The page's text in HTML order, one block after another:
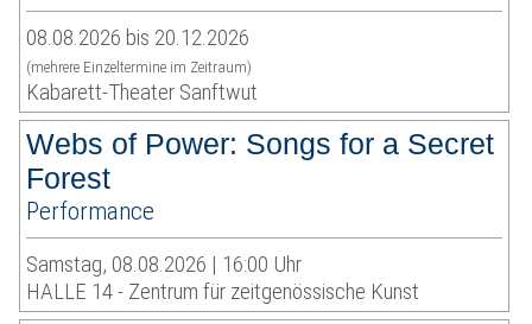
08.08.2026 bis 20.12.2026
(mehrere Einzeltermine im Zeitraum)
Kabarett-Theater Sanftwut
Webs of Power: Songs for a Secret
Forest
Performance
Samstag, 08.08.2026 | 16:00 Uhr
HALLE 14 - Zentrum für zeitgenössische Kunst